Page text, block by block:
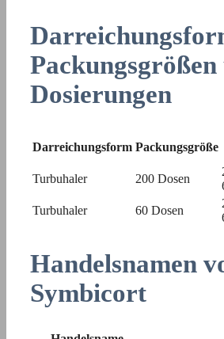
Packungsgrößen
Dosierungen
Darreichungsform Packungsgröße
Turbuhaler
200 Dosen
Turbuhaler
60 Dosen
Handelsnamen
Symbicort